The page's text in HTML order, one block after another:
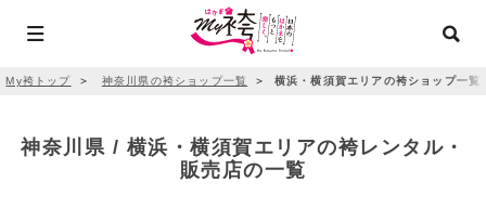
My袴トップ ＞ 神奈川県の袴ショップ一覧 ＞ 横浜・横須賀エリアの袴ショップ一覧
神奈川県 / 横浜・横須賀エリアの袴レンタル・
販売店の一覧